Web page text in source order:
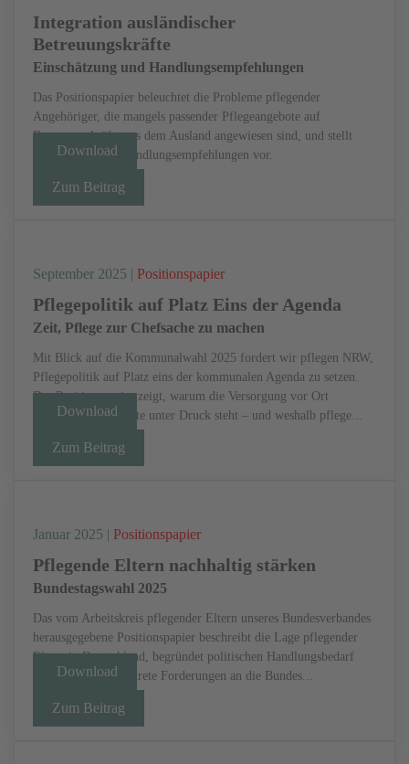
Integration ausländischer
Betreuungskräfte
Einschätzung und Handlungsempfehlungen
Das Positionspapier beleuchtet die Probleme pflegender
Angehöriger, die mangels passender Pflegeangebote auf
Betreuungskräfte aus dem Ausland angewiesen sind, und stellt
sieben politische Handlungsempfehlungen vor.
Download
Zum Beitrag
September 2025 | Positionspapier
Pflegepolitik auf Platz Eins der Agenda
Zeit, Pflege zur Chefsache zu machen
Mit Blick auf die Kommunalwahl 2025 fordert wir pflegen NRW,
Pflegepolitik auf Platz eins der kommunalen Agenda zu setzen.
Das Positionspapier zeigt, warum die Versorgung vor Ort
vielerorts schon heute unter Druck steht – und weshalb pflege...
Download
Zum Beitrag
Januar 2025 | Positionspapier
Pflegende Eltern nachhaltig stärken
Bundestagswahl 2025
Das vom Arbeitskreis pflegender Eltern unseres Bundesverbandes
herausgegebene Positionspapier beschreibt die Lage pflegender
Eltern in Deutschland, begründet politischen Handlungsbedarf
und formuliert konkrete Forderungen an die Bundes...
Download
Zum Beitrag